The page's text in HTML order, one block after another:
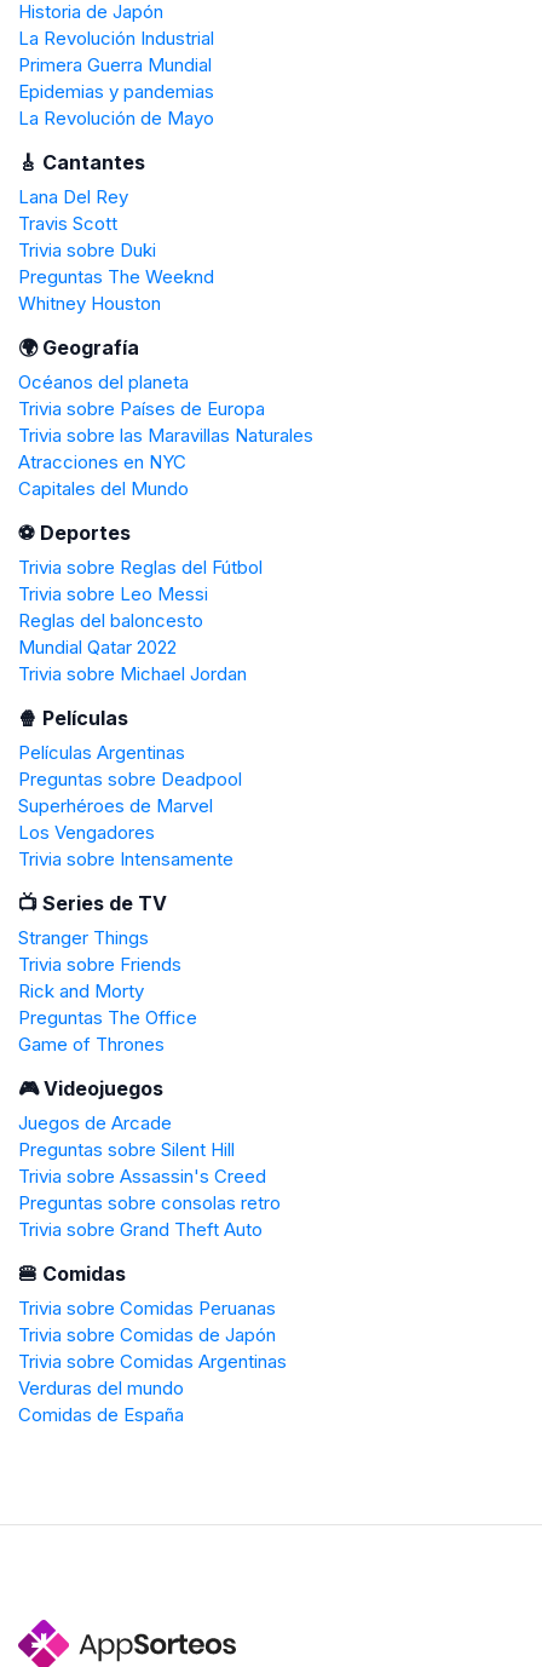
Historia de Japón
La Revolución Industrial
Primera Guerra Mundial
Epidemias y pandemias
La Revolución de Mayo
🎸 Cantantes
Lana Del Rey
Travis Scott
Trivia sobre Duki
Preguntas The Weeknd
Whitney Houston
🌍 Geografía
Océanos del planeta
Trivia sobre Países de Europa
Trivia sobre las Maravillas Naturales
Atracciones en NYC
Capitales del Mundo
️⚽️ Deportes
Trivia sobre Reglas del Fútbol
Trivia sobre Leo Messi
Reglas del baloncesto
Mundial Qatar 2022
Trivia sobre Michael Jordan
🍿 Películas
Películas Argentinas
Preguntas sobre Deadpool
Superhéroes de Marvel
Los Vengadores
Trivia sobre Intensamente
📺 Series de TV
Stranger Things
Trivia sobre Friends
Rick and Morty
Preguntas The Office
Game of Thrones
🎮 Videojuegos
Juegos de Arcade
Preguntas sobre Silent Hill
Trivia sobre Assassin's Creed
Preguntas sobre consolas retro
Trivia sobre Grand Theft Auto
🍔 Comidas
Trivia sobre Comidas Peruanas
Trivia sobre Comidas de Japón
Trivia sobre Comidas Argentinas
Verduras del mundo
Comidas de España